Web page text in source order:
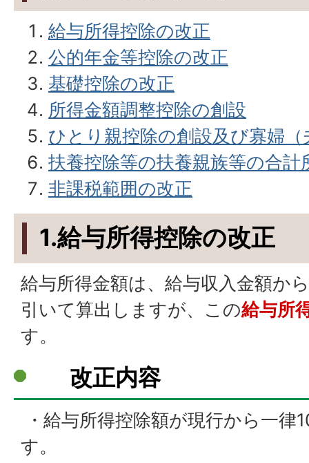
給与所得控除の改正
公的年金等控除の改正
基礎控除の改正
所得金額調整控除の創設
ひとり親控除の創設及び寡婦（
扶養控除等の扶養親族等の合計
非課税範囲の改正
調整控除の改正
新型コロナウィルス感染症等
住宅借入金等特別控除の適用要
家内労働者等の必要経費算入の
1.給与所得控除の改正
給与所得金額は、給与収入金額か
引いて算出しますが、この給与所
す。
改正内容
・給与所得控除額が現行から一律
す。